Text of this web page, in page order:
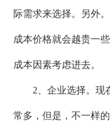
际需求来选择。另外
成本价格就会越贵一
成本因素考虑进去。
2、企业选择。现
常多，但是，不一样